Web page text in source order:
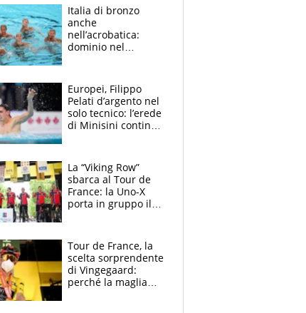
Italia di bronzo
anche
nell’acrobatica:
dominio nel
e compagni
continuare
Europei, Filippo
Pelati d’argento nel
solo tecnico: l’erede
di Minisini continua
mirino
La “Viking Row”
sbarca al Tour de
France: la Uno-X
porta in gruppo il
compagni
Tour de France, la
scelta sorprendente
di Vingegaard:
perché la maglia